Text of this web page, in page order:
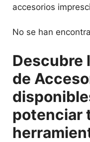
accesorios
No se han
Descubre
de
potenciar